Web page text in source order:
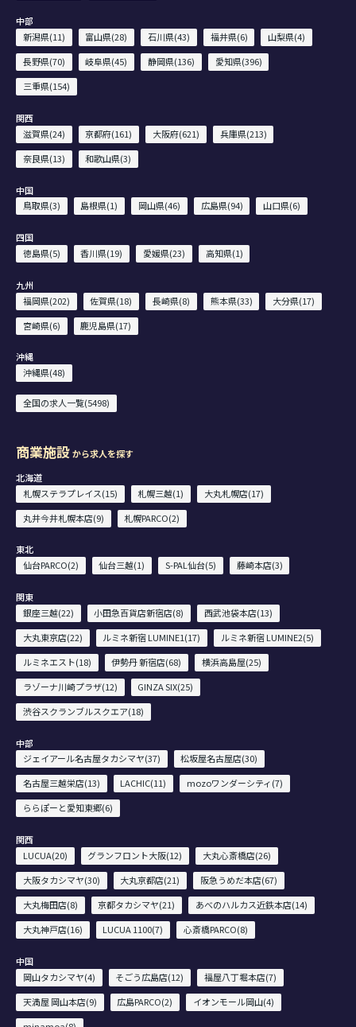
中部
新潟県(11)
富山県(28) 石川県(43) 福井県(6)
山梨県(4)
長野県(70)
岐阜県(45) 静岡県(136)
愛知県(396)
三重県(154)
関西
滋賀県(24)
京都府(161) 大阪府(621)
兵庫県(213)
奈良県(13)
和歌山県(3)
中国
鳥取県(3)
島根県(1) 岡山県(46) 広島県(94) 山口県(6)
四国
徳島県(5)
香川県(19) 愛媛県(23) 高知県(1)
九州
福岡県(202)
佐賀県(18) 長崎県(8) 熊本県(33)
大分県(17)
宮崎県(6)
鹿児島県(17)
沖縄
沖縄県(48)
全国の求人一覧(5498)
商業施設から求人を探す
北海道
札幌ステラプレイス(15)
札幌三越(1)
大丸札幌店(17)
丸井今井札幌本店(9)
札幌PARCO(2)
東北
仙台PARCO(2)
仙台三越(1) S-PAL仙台(5) 藤崎本店(3)
関東
銀座三越(22)
小田急百貨店新宿店(8)
西武池袋本店(13)
大丸東京店(22)
ルミネ新宿 LUMINE1(17)
ルミネ新宿 LUMINE2(5)
ルミネエスト(18)
伊勢丹 新宿店(68)
横浜高島屋(25)
ラゾーナ川崎プラザ(12)
GINZA SIX(25)
渋谷スクランブルスクエア(18)
中部
ジェイアール名古屋タカシマヤ(37)
松坂屋名古屋店(30)
名古屋三越栄店(13)
LACHIC(11)
mozoワンダーシティ(7)
ららぽーと愛知東郷(6)
関西
LUCUA(20)
グランフロント大阪(12)
大丸心斎橋店(26)
大阪タカシマヤ(30)
大丸京都店(21)
阪急うめだ本店(67)
大丸梅田店(8)
京都タカシマヤ(21)
あべのハルカス近鉄本店(14)
大丸神戸店(16)
LUCUA 1100(7) 心斎橋PARCO(8)
中国
岡山タカシマヤ(4)
そごう広島店(12)
福屋八丁堀本店(7)
天満屋 岡山本店(9)
広島PARCO(2)
イオンモール岡山(4)